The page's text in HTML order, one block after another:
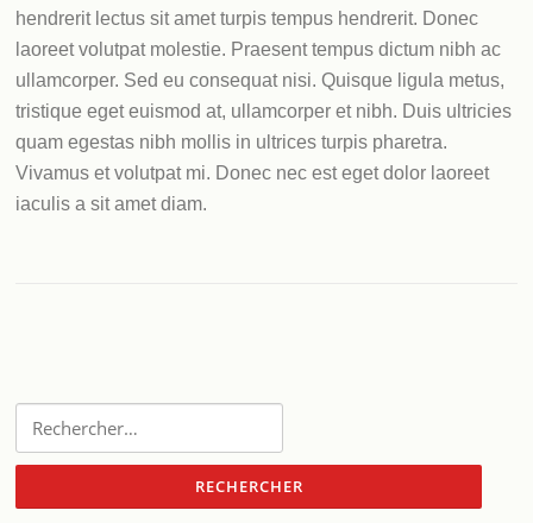
hendrerit lectus sit amet turpis tempus hendrerit. Donec
laoreet volutpat molestie. Praesent tempus dictum nibh ac
ullamcorper. Sed eu consequat nisi. Quisque ligula metus,
tristique eget euismod at, ullamcorper et nibh. Duis ultricies
quam egestas nibh mollis in ultrices turpis pharetra.
Vivamus et volutpat mi. Donec nec est eget dolor laoreet
iaculis a sit amet diam.